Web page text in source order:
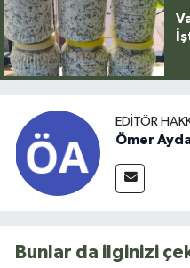
EDITÖR
Ömer
Bunlar da ilginizi